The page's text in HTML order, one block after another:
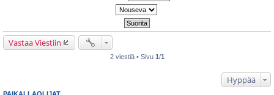
Vastaa Viestiin
2 viestiä • Sivu 1/1
Hyppää